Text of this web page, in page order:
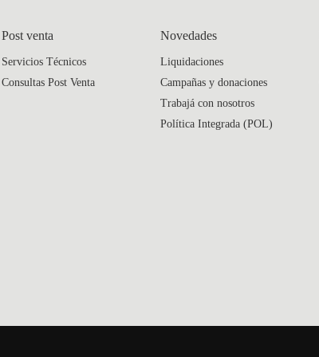
Post venta
Servicios Técnicos
Consultas Post Venta
Novedades
Liquidaciones
Campañas y donaciones
Trabajá con nosotros
Política Integrada (POL)